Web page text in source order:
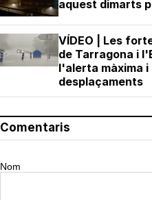
aquest dimarts
VÍDEO | Les
de Tarragona i
l'alerta màxima
desplaçaments
Comentaris
Nom